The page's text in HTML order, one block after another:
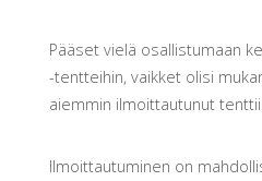
Pääset vielä osallistumaan
-tentteihin, vaikket olisi
aiemmin ilmoittautunut
Ilmoittautuminen on